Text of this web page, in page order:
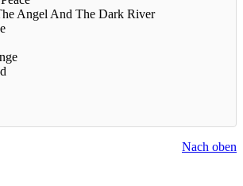
Angel And The Dark River
Nach oben